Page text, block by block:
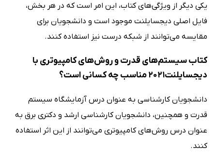
یکی دیگر از ویژگی‌های کتاب، این امر است که در هر بخش،
فایل اصلی دیجسایلنت موجود است و دانشجویان برای
مقایسه می‌توانند از شبکه درست نیز استفاده کنند.
کتاب سیستم‌های قدرت و روش‌های کامپیوتری با
دیجسایلنت2021 مناسب چه کسانی است؟
دانشجویان کارشناسی به عنوان درس آزمایشگاه سیستم
قدرت و همچنین،‌ دانشجویان کارشناسی ارشد و دکتری برق به
عنوان درس روش‌های کامپیوتری می‌توانند از این اثر استفاده
کنند.